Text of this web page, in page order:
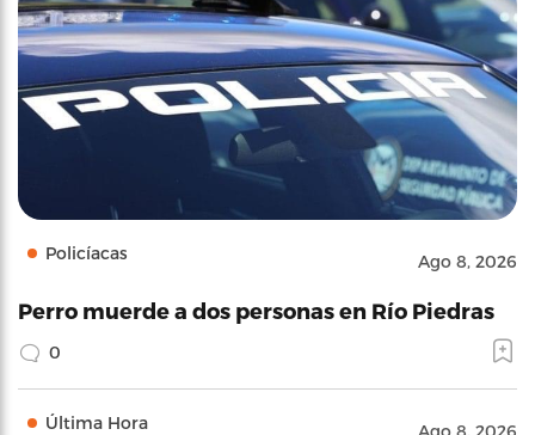
Policíacas Ago 8, 2026
Perro muerde a dos personas en Río Piedras
0
Última Hora Ago 8, 2026